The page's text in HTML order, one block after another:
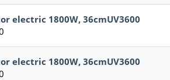
electric 1800W, 36cmUV3600
electric 1800W, 36cmUV3600